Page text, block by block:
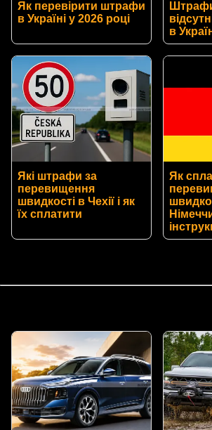
Як перевірити штрафи
в Україні у 2026 році
в
Які штрафи за
перевищення
швидкості в Чехії і як
їх сплатити
Як